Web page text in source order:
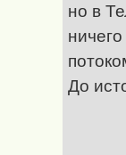
но в
До